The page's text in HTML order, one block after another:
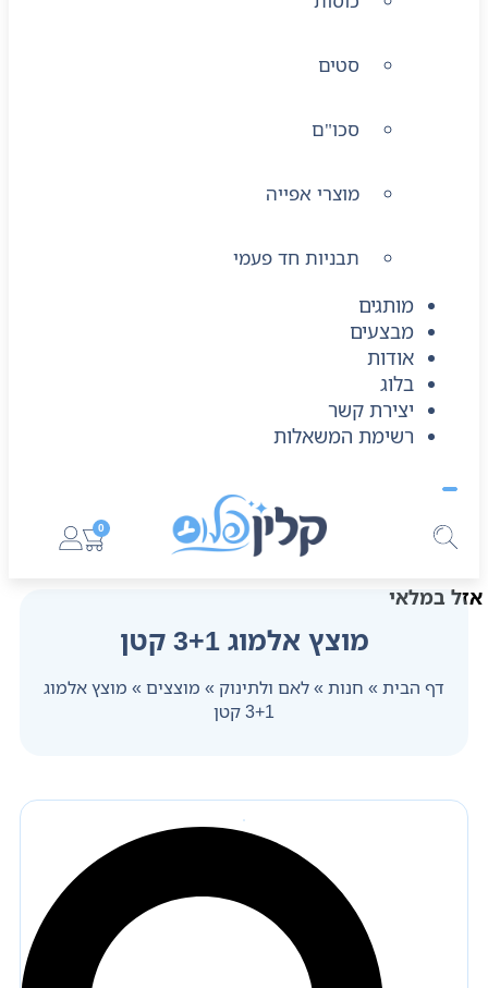
0
סטים
סכו"ם
מוצרי אפייה
תבניות חד פעמי
מותגים
מבצעים
אודות
בלוג
יצירת קשר
רשימת המשאלות
אזל במלאי
מוצץ אלמוג 3+1 קטן
דף הבית » חנות »לאם ולתינוק » מוצצים » מוצץ אלמוג
3+1 קטן